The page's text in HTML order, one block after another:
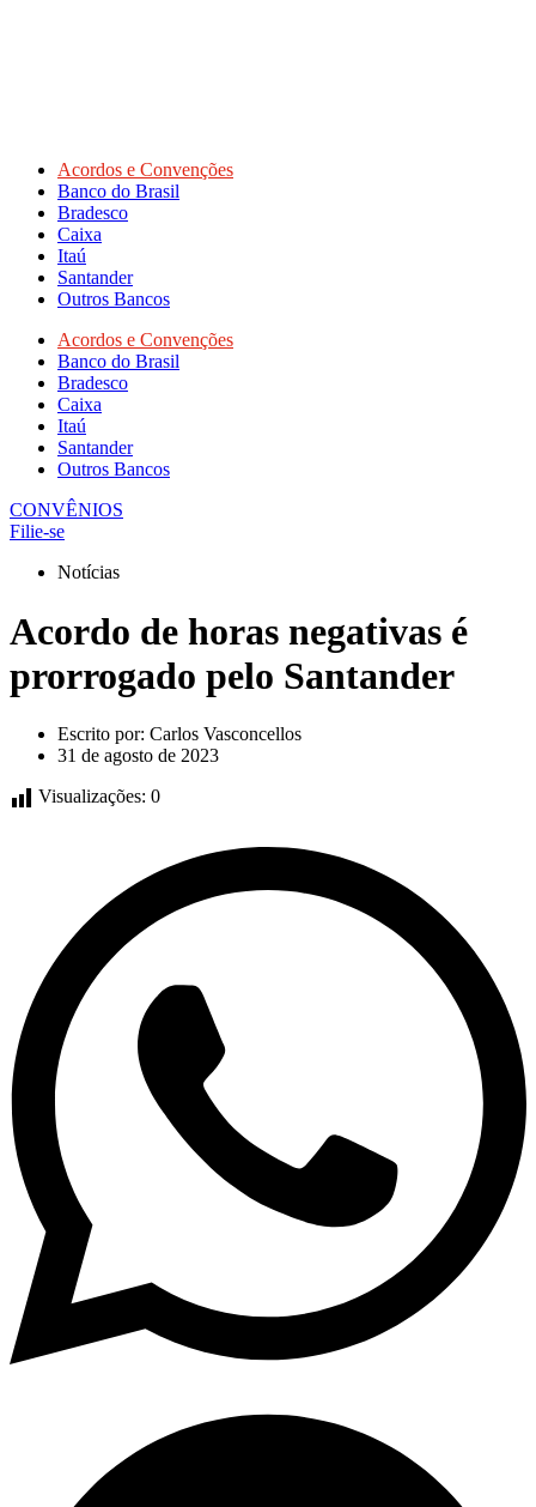
Acordos e Convenções
Banco do Brasil
Bradesco
Caixa
Itaú
Santander
Outros Bancos
Acordos e Convenções
Banco do Brasil
Bradesco
Caixa
Itaú
Santander
Outros Bancos
CONVÊNIOS
Filie-se
Notícias
Acordo de horas negativas é
prorrogado pelo Santander
Escrito por: Carlos Vasconcellos
31 de agosto de 2023
Visualizações: 0